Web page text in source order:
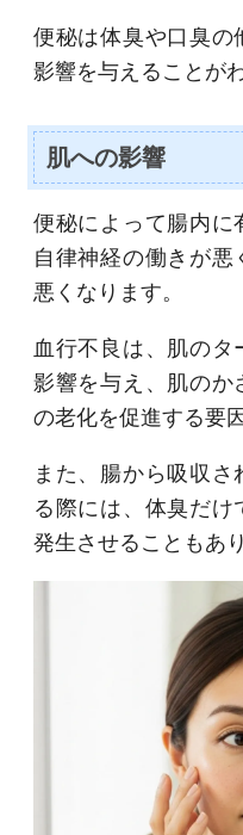
便秘は体臭や口臭の
影響を与えることが
肌への影響
便秘によって腸内に
自律神経の働きが悪
悪くなります。
血行不良は、肌の
影響を与え、肌のか
の老化を促進する要
また、腸から吸収
る際には、体臭だけ
発生させることもあ